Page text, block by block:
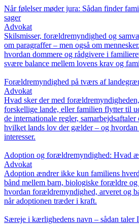
Når følelser møder jura: Sådan finder
sager
Advokat
Skilsmisser, forældremyndighed og
om paragraffer – men også om
hvordan dommere og rådgivere i
svære balance mellem lovens krav og
Forældremyndighed på tværs af
Advokat
Hvad sker der med
forskellige lande, eller familien flytter til
de internationale regler,
hvilket lands lov der gælder – og hvordan
interesser.
Adoption og forældremyndighed: Hvad
Advokat
Adoption ændrer ikke kun familiens
bånd mellem barn, biologiske forældre
hvordan forældremyndighed, arveret og
når adoptionen træder i kraft.
Særeje i kærlighedens navn – sådan taler